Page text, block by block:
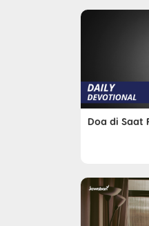
Doa di Saat